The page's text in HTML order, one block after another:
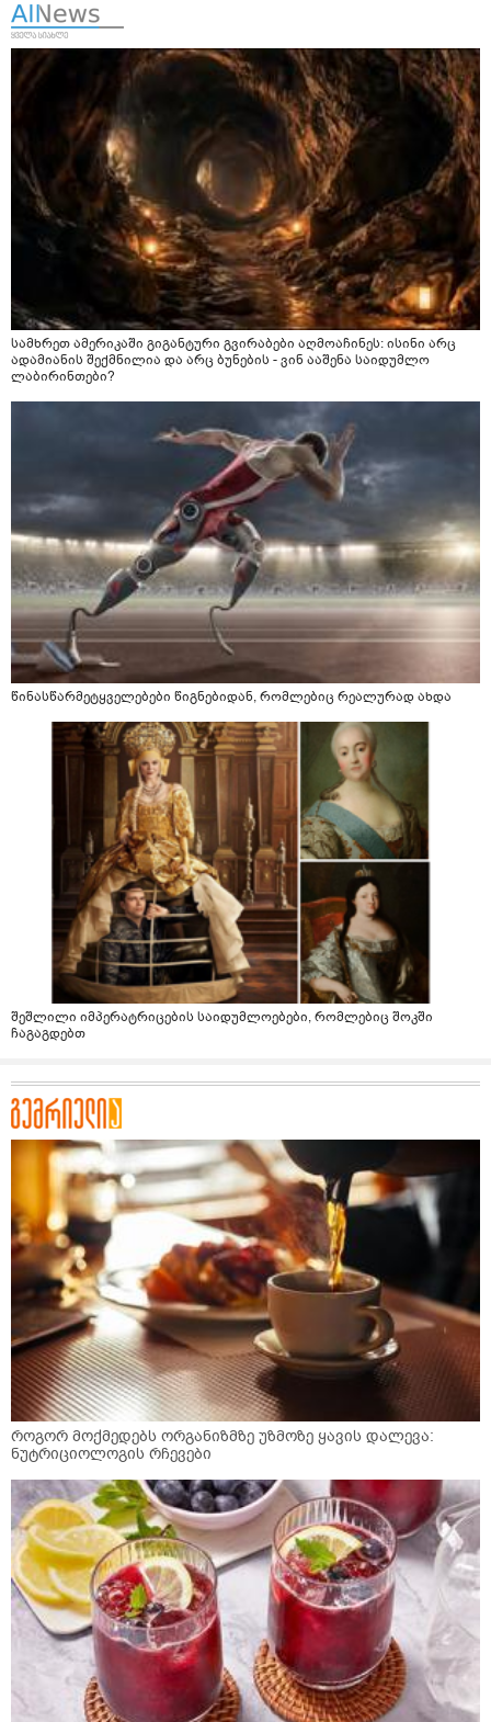
სამხრეთ ამერიკაში გიგანტური გვირაბები აღმოაჩინეს: ისინი არც
ადამიანის შექმნილია და არც ბუნების - ვინ ააშენა საიდუმლო
ლაბირინთები?
წინასწარმეტყველებები წიგნებიდან, რომლებიც რეალურად ახდა
შეშლილი იმპერატრიცების საიდუმლოებები, რომლებიც შოკში
ჩაგაგდებთ
როგორ მოქმედებს ორგანიზმზე უზმოზე ყავის დალევა:
ნუტრიციოლოგის რჩევები